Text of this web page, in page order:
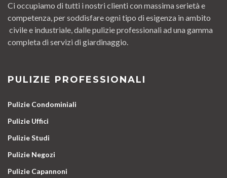
Ci occupiamo di tutti i nostri clienti con massima serietà e
competenza, per soddisfare ogni tipo di esigenza in ambito
civile e industriale, dalle pulizie professionali ad una gamma
completa di servizi di giardinaggio.
PULIZIE PROFESSIONALI
Pulizie Condominiali
Pulizie Uffici
Pulizie Studi
Pulizie Negozi
Pulizie Capannoni